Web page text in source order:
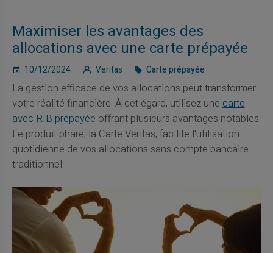
Maximiser les avantages des
allocations avec une carte prépayée
10/12/2024 Veritas Carte prépayée
La gestion efficace de vos allocations peut transformer
votre réalité financière. À cet égard, utilisez unecarte
avec RIB prépayéeoffrant plusieurs avantages notables.
Le produit phare, la Carte Veritas, facilite l'utilisation
quotidienne de vos allocations sans compte bancaire
traditionnel.